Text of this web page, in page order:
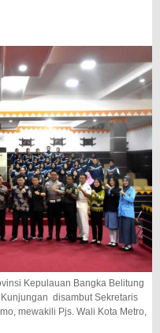
Kepulauan Bangka Belitung
disambut Sekretaris
mewakili Pjs. Wali Kota Metro,